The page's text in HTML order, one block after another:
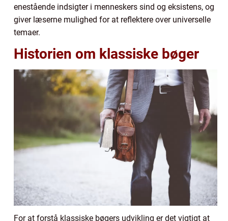
enestående indsigter i menneskers sind og eksistens, og
giver læserne mulighed for at reflektere over universelle
temaer.
Historien om klassiske bøger
For at forstå klassiske bøgers udvikling er det vigtigt at